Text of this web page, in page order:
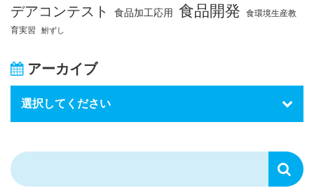
デアコンテスト
食品加工応用 食品開発 食環境生産教
育実習
鮒ずし
アーカイブ